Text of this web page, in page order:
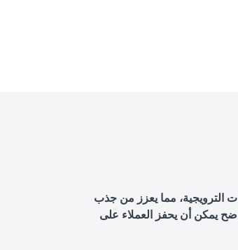
الترويجية، مما يعزز من جذب
يمكن أن يحفز العملاء على